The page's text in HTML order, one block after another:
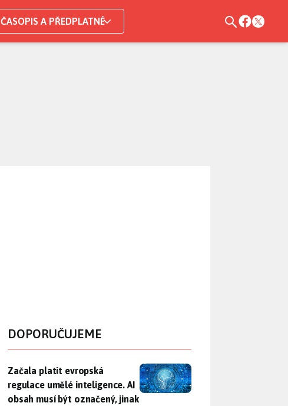
ČASOPIS A PŘEDPLATNÉ
DOPORUČUJEME
Začala platit evropská regulace umělé inteligence. AI obsah
Začala platit evropská
regulace umělé inteligence. AI
obsah musí být označený, jinak